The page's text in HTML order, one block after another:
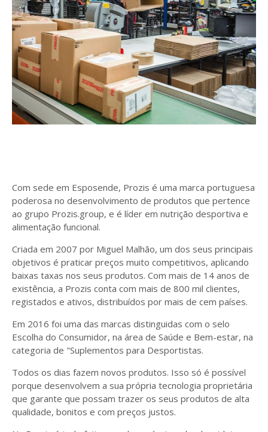
Com sede em Esposende, Prozis é uma marca portuguesa
poderosa no desenvolvimento de produtos que pertence
ao grupo Prozis.group, e é líder em nutrição desportiva e
alimentação funcional.
Criada em 2007 por Miguel Malhão, um dos seus principais
objetivos é praticar preços muito competitivos, aplicando
baixas taxas nos seus produtos. Com mais de 14 anos de
existência, a Prozis conta com mais de 800 mil clientes,
registados e ativos, distribuídos por mais de cem países.
Em 2016 foi uma das marcas distinguidas com o selo
Escolha do Consumidor, na área de Saúde e Bem-estar, na
categoria de "Suplementos para Desportistas.
Todos os dias fazem novos produtos. Isso só é possível
porque desenvolvem a sua própria tecnologia proprietária
que garante que possam trazer os seus produtos de alta
qualidade, bonitos e com preços justos.